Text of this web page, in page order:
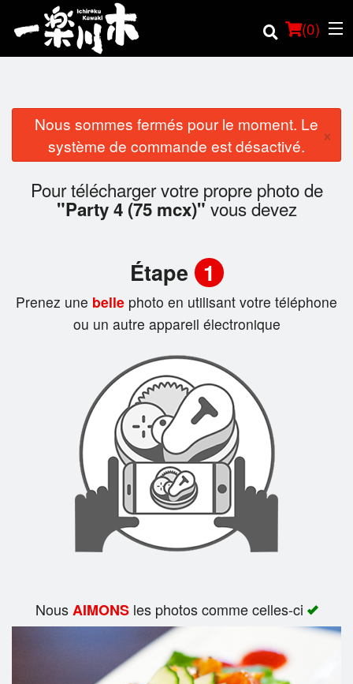
(0)
Commander en ligne
Panier (0)
Rechercher
Nous sommes fermés pour le moment. Le
système de commande est désactivé.
×
Pour télécharger votre propre photo de
"Party 4 (75 mcx)"vous devez
Étape 1
Prenez une belle photo en utilisant votre téléphone
ou un autre appareil électronique
NousAIMONSles photos comme celles-ci